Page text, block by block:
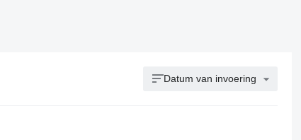
Datum van invoering